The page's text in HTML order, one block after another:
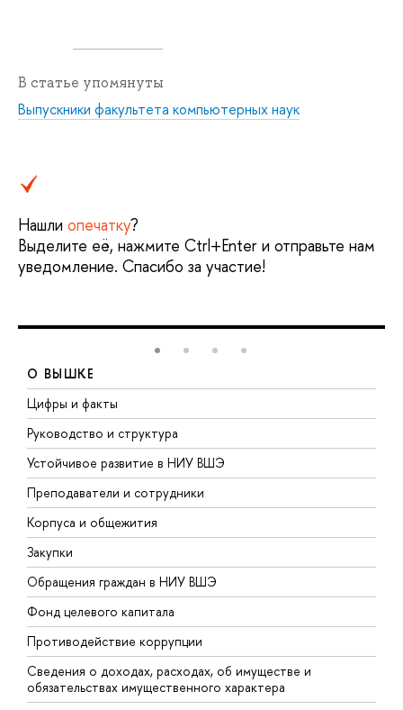
В статье упомянуты
Выпускники факультета компьютерных наук
Нашли опечатку?
Выделите её, нажмите Ctrl+Enter и отправьте нам
уведомление. Спасибо за участие!
О ВЫШКЕ
Цифры и факты
Руководство и структура
Устойчивое развитие в НИУ ВШЭ
Преподаватели и сотрудники
Корпуса и общежития
Закупки
Обращения граждан в НИУ ВШЭ
Фонд целевого капитала
Противодействие коррупции
Сведения о доходах, расходах, об имуществе и
обязательствах имущественного характера